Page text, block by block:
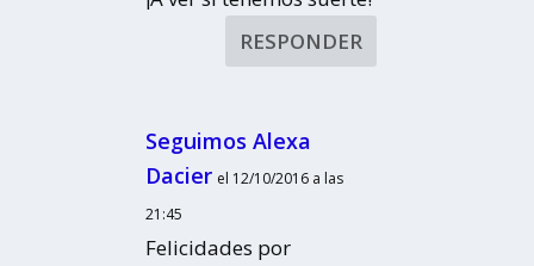
RESPONDER
Seguimos Alexa
Dacier el 12/10/2016 a las
21:45
Felicidades por